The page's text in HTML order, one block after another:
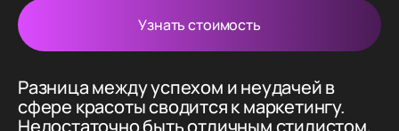
Узнать стоимость
Разница между успехом и неудачей в
сфере красоты сводится к маркетингу.
Недостаточно быть отличным стилистом,